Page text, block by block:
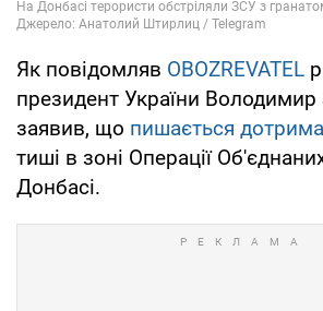
Як повідомляв OBOZREVATEL
президент України Володимир
заявив, що пишається
тиші в зоні Операції
Донбасі.